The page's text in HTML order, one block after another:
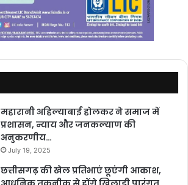
महारानी अहिल्याबाई होलकर ने समाज में
प्रशासन, न्याय और जनकल्याण की
अनुकरणीय…
July 19, 2025
छत्तीसगढ़ की खेल प्रतिभाएं छूएंगी आकाश,